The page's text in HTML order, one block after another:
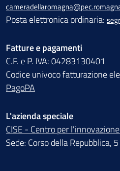
Posta elettronica ordinaria:
Fatture e pagamenti
C.F. e P. IVA: 04283130401
Codice univoco fatturazione
PagoPA
L'azienda speciale
CISE - Centro per
Sede: Corso della Repubblica,